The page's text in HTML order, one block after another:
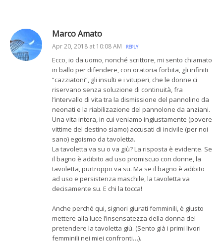
Marco Amato
Apr 20, 2018 at 10:08 AM REPLY
Ecco, io da uomo, nonché scrittore, mi sento chiamato
in ballo per difendere, con oratoria forbita, gli infiniti
“cazziatoni”, gli insulti e i vituperi, che le donne ci
riservano senza soluzione di continuità, fra
l’intervallo di vita tra la dismissione del pannolino da
neonati e la riabilizazione del pannolone da anziani.
Una vita intera, in cui veniamo ingiustamente (povere
vittime del destino siamo) accusati di incivile (per noi
sano) egoismo da tavoletta.
La tavoletta va su o va giù? La risposta è evidente. Se
il bagno è adibito ad uso promiscuo con donne, la
tavoletta, purtroppo va su. Ma se il bagno è adibito
ad uso e persistenza maschile, la tavoletta va
decisamente su. E chi la tocca!
Anche perché qui, signori giurati femminili, è giusto
mettere alla luce l’insensatezza della donna del
pretendere la tavoletta giù. (Sento già i primi livori
femminili nei miei confronti…).